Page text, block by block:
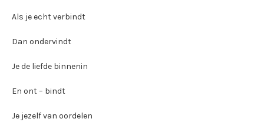
Als je echt verbindt
Dan ondervindt
Je de liefde binnenin
En ont – bindt
Je jezelf van oordelen